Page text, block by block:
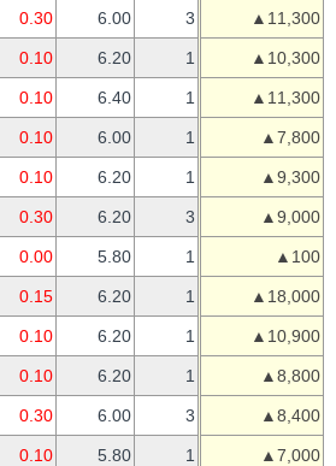
0.30 6.00 3 ▲11,300
0.10 6.20 1 ▲10,300
0.10 6.40 1 ▲11,300
0.10 6.00 1 ▲7,800
0.10 6.20 1 ▲9,300
0.30 6.20 3 ▲9,000
0.00 5.80 1 ▲100
0.15 6.20 1 ▲18,000
0.10 6.20 1 ▲10,900
0.10 6.20 1 ▲8,800
0.30 6.00 3 ▲8,400
0.10 5.80 1 ▲7,000